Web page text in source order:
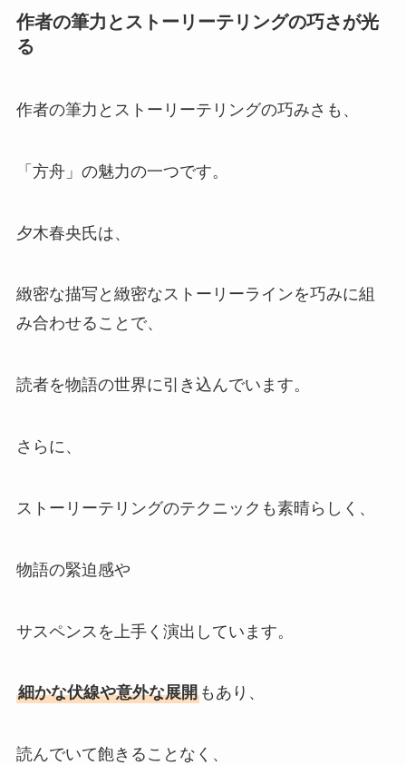
作者の筆力とストーリーテリングの巧さが光
る
作者の筆力とストーリーテリングの巧みさも、
「方舟」の魅力の一つです。
夕木春央氏は、
緻密な描写と緻密なストーリーラインを巧みに組
み合わせることで、
読者を物語の世界に引き込んでいます。
さらに、
ストーリーテリングのテクニックも素晴らしく、
物語の緊迫感や
サスペンスを上手く演出しています。
細かな伏線や意外な展開もあり、
読んでいて飽きることなく、